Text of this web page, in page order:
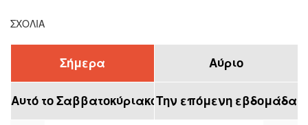
ΣΧΌΛΙΑ
Σήμερα Αύριο
Αυτό το ΣαββατοκύριακοΤην επόμενη εβδομάδα